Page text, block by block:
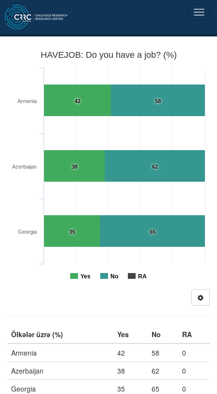
HAVEJOB: Do you have a job? (%)
58
62
65
42
38
35
Yes No RA
Armenia
Azerbaijan
Georgia
Ölkələr üzrə (%) Yes No
RA
Armenia
42 58
0
Azerbaijan
38 62
0
Georgia
35 65 0